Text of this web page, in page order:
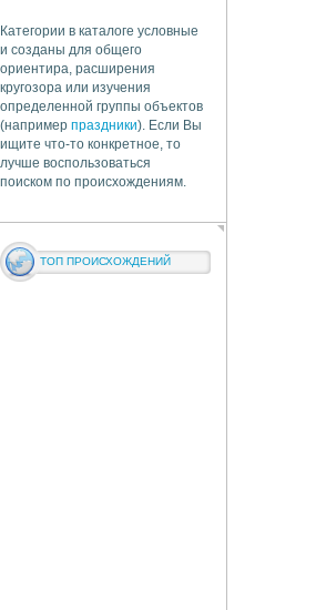
Категории в каталоге условные
и созданы для общего
ориентира, расширения
кругозора или изучения
определенной группы объектов
(например праздники). Если Вы
ищите что-то конкретное, то
лучше воспользоваться
поиском по происхождениям.
ТОП ПРОИСХОЖДЕНИЙ